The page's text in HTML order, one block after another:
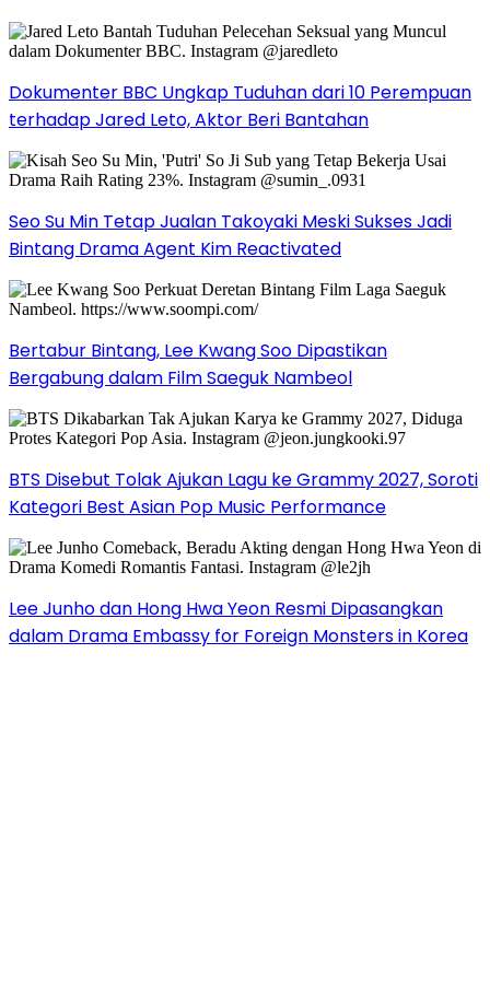
Dokumenter BBC Ungkap Tuduhan dari 10 Perempuan
terhadap Jared Leto, Aktor Beri Bantahan
Seo Su Min Tetap Jualan Takoyaki Meski Sukses Jadi
Bintang Drama Agent Kim Reactivated
Bertabur Bintang, Lee Kwang Soo Dipastikan
Bergabung dalam Film Saeguk Nambeol
BTS Disebut Tolak Ajukan Lagu ke Grammy 2027, Soroti
Kategori Best Asian Pop Music Performance
Lee Junho dan Hong Hwa Yeon Resmi Dipasangkan
dalam Drama Embassy for Foreign Monsters in Korea